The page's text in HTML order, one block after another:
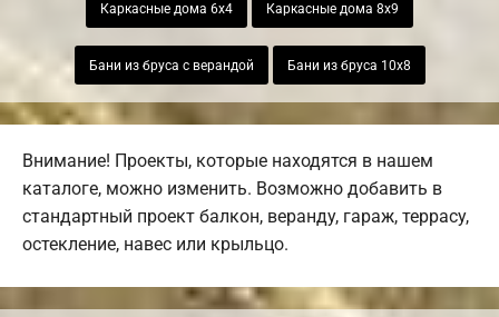
Каркасные дома 6х4 Каркасные дома 8х9
Бани из бруса с верандой Бани из бруса 10х8
Внимание! Проекты, которые находятся в нашем
каталоге, можно изменить. Возможно добавить в
стандартный проект балкон, веранду, гараж, террасу,
остекление, навес или крыльцо.